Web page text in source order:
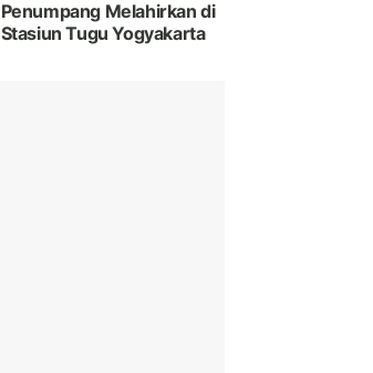
Penumpang Melahirkan di
Stasiun Tugu Yogyakarta